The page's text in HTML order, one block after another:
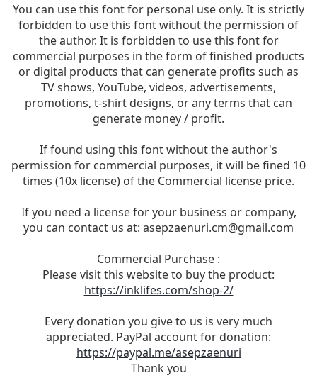
You can use this font for personal use only. It is strictly
forbidden to use this font without the permission of
the author. It is forbidden to use this font for
commercial purposes in the form of finished products
or digital products that can generate profits such as
TV shows, YouTube, videos, advertisements,
promotions, t-shirt designs, or any terms that can
generate money / profit.
If found using this font without the author's
permission for commercial purposes, it will be fined 10
times (10x license) of the Commercial license price.
If you need a license for your business or company,
you can contact us at: asepzaenuri.cm@gmail.com
Commercial Purchase :
Please visit this website to buy the product:
https://inklifes.com/shop-2/
Every donation you give to us is very much
appreciated. PayPal account for donation:
https://paypal.me/asepzaenuri
Thank you